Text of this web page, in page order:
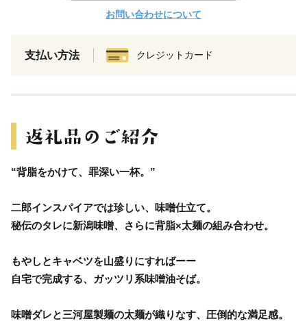
お問い合わせについて
支払い方法 クレジットカード
“背脂をかけて、罪深い一杯。”
二郎インスパイアでは珍しい、味噌仕立て。
秘伝のタレに新潟味噌、さらに背脂×太麺の組み合わせ。
もやしとキャベツを山盛りにすればーー
自宅で完成する、ガッツリ系味噌油そば。
味噌ダレと三河屋製麺の太麺が織りなす、圧倒的な満足感。